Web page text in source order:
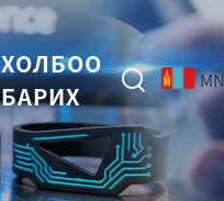
ХОЛБОО
БАРИХ